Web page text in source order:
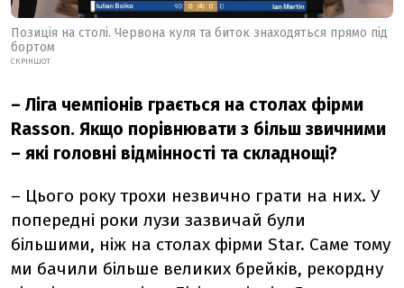
Позиція на столі. Червона куля та биток знаходяться прямо під
бортом
СКРІНШОТ
– Ліга чемпіонів грається на столах фірми
Rasson. Якщо порівнювати з більш звичними
– які головні відмінності та складнощі?
– Цього року трохи незвично грати на них. У
попередні роки лузи зазвичай були
більшими, ніж на столах фірми Star. Саме тому
ми бачили більше великих брейків, рекордну